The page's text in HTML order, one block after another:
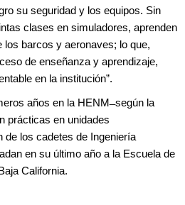
su seguridad y los equipos. Sin
clases en simuladores, aprenden
los barcos y aeronaves; lo que,
de enseñanza y aprendizaje,
en la institución”.
años en la HENM ̶ según la
prácticas en unidades
de los cadetes de Ingeniería
en su último año a la Escuela de
California.